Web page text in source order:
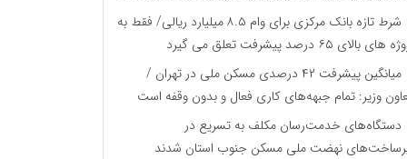
شرط تازه بانک مرکزی برای وام ۸.۵ میلیارد ریالی/ فقط به
بالای ۶۵ درصد پیشرفت تعلق می گیرد
میانگین پیشرفت ۴۲ درصدی مسکن ملی در تهران /
وزیر: تمام جبهه‌های کاری فعال و بدون وقفه است
دستگاه‌های خدمت‌رسان مکلف به تسریع در
نهضت ملی مسکن جنوب استان شدند